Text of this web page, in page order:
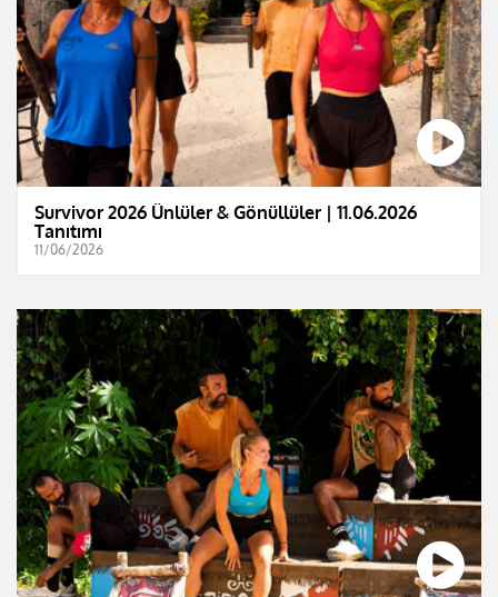
Survivor 2026 Ünlüler & Gönüllüler | 11.06.2026
Tanıtımı
11/06/2026